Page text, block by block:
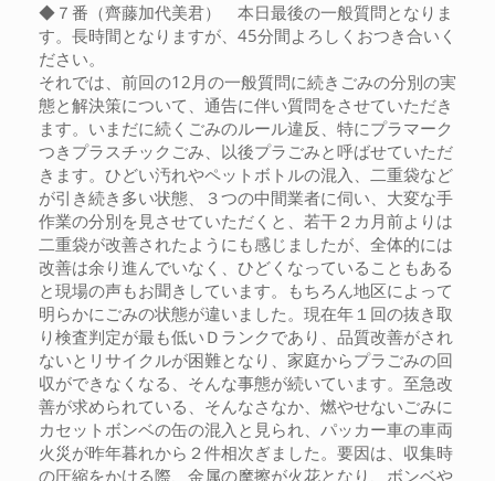
◆７番（齊藤加代美君） 本日最後の一般質問となりま
す。長時間となりますが、45分間よろしくおつき合いく
ださい。
それでは、前回の12月の一般質問に続きごみの分別の実
態と解決策について、通告に伴い質問をさせていただき
ます。いまだに続くごみのルール違反、特にプラマーク
つきプラスチックごみ、以後プラごみと呼ばせていただ
きます。ひどい汚れやペットボトルの混入、二重袋など
が引き続き多い状態、３つの中間業者に伺い、大変な手
作業の分別を見させていただくと、若干２カ月前よりは
二重袋が改善されたようにも感じましたが、全体的には
改善は余り進んでいなく、ひどくなっていることもある
と現場の声もお聞きしています。もちろん地区によって
明らかにごみの状態が違いました。現在年１回の抜き取
り検査判定が最も低いＤランクであり、品質改善がされ
ないとリサイクルが困難となり、家庭からプラごみの回
収ができなくなる、そんな事態が続いています。至急改
善が求められている、そんなさなか、燃やせないごみに
カセットボンベの缶の混入と見られ、パッカー車の車両
火災が昨年暮れから２件相次ぎました。要因は、収集時
の圧縮をかける際、金属の摩擦が火花となり、ボンベや